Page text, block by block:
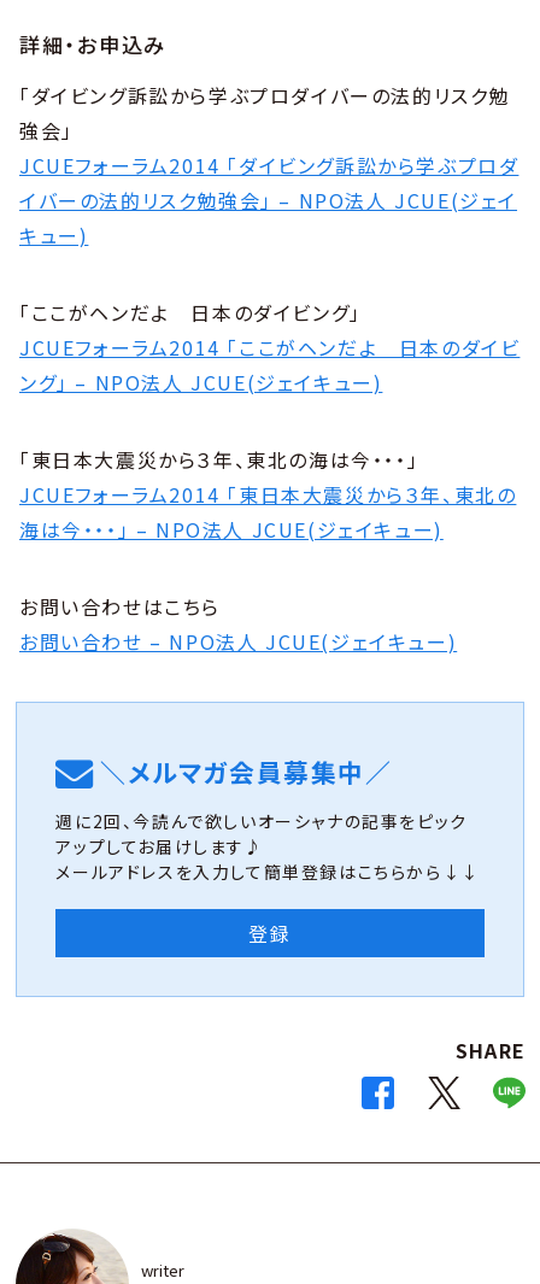
詳細・お申込み
「ダイビング訴訟から学ぶプロダイバーの法的リスク勉
強会」
JCUEフォーラム2014 「ダイビング訴訟から学ぶプロダ
イバーの法的リスク勉強会」 – NPO法人 JCUE(ジェイ
キュー)
「ここがヘンだよ 日本のダイビング」
JCUEフォーラム2014 「ここがヘンだよ 日本のダイビ
ング」 – NPO法人 JCUE(ジェイキュー)
「東日本大震災から３年、東北の海は今・・・」
JCUEフォーラム2014 「東日本大震災から３年、東北の
海は今・・・」 – NPO法人 JCUE(ジェイキュー)
お問い合わせはこちら
お問い合わせ – NPO法人 JCUE(ジェイキュー)
＼メルマガ会員募集中／
週に2回、今読んで欲しいオーシャナの記事をピック
アップしてお届けします♪
メールアドレスを入力して簡単登録はこちらから↓↓
登録
SHARE
writer